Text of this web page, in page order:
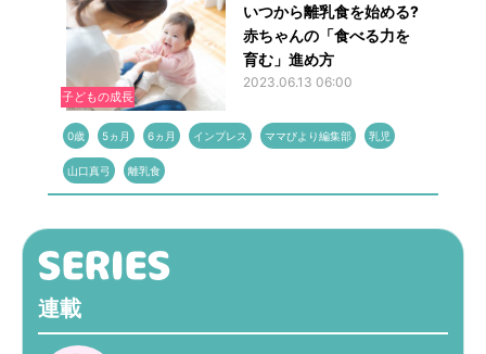
子どもの成長
いつから離乳食を始める?
赤ちゃんの「食べる力を
育む」進め方
2023.06.13 06:00
0歳 5ヵ月 6ヵ月 インプレス ママびより編集部 乳児
山口真弓 離乳食
連載